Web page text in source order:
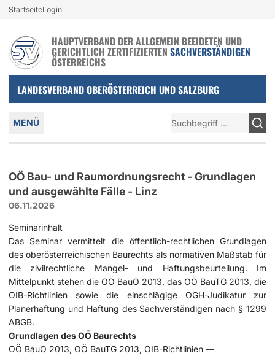
Login und nützliche Links
StartseiteLogin
HAUPTVERBAND DER ALLGEMEIN BEEIDETEN UND
GERICHTLICH ZERTIFIZIERTEN SACHVERSTÄNDIGEN
ÖSTERREICHS
LANDESVERBAND OBERÖSTERREICH UND SALZBURG
Hauptmenü
MENÜ
OÖ Bau- und Raumordnungsrecht - Grundlagen
und ausgewählte Fälle - Linz
06.11.2026
Seminarinhalt
Das Seminar vermittelt die öffentlich-rechtlichen Grundlagen
des oberösterreichischen Baurechts als normativen Maßstab für
die zivilrechtliche Mangel- und Haftungsbeurteilung. Im
Mittelpunkt stehen die OÖ BauO 2013, das OÖ BauTG 2013, die
OIB-Richtlinien sowie die einschlägige OGH-Judikatur zur
Planerhaftung und Haftung des Sachverständigen nach § 1299
ABGB.
Grundlagen des OÖ Baurechts
OÖ BauO 2013, OÖ BauTG 2013, OIB-Richtlinien —